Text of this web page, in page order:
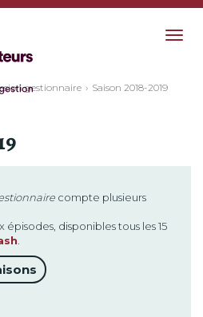
gestionnaire Saison 2018-2019
compte plusieurs
disponibles tous les 15